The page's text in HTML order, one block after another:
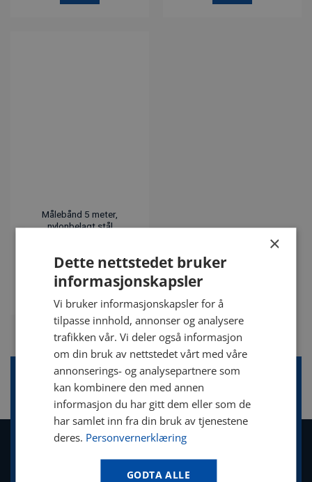
Målebånd 5 meter,
nylonbelagt stål
Vnr. 13445
Trenger du mer informasjon om våre
produkter?
×
Dette nettstedet bruker
informasjonskapsler
Vi bruker informasjonskapsler for å
tilpasse innhold, annonser og analysere
trafikken vår. Vi deler også informasjon
om din bruk av nettstedet vårt med våre
annonserings- og analysepartnere som
kan kombinere den med annen
informasjon du har gitt dem eller som de
har samlet inn fra din bruk av tjenestene
deres. Personvernerklæring
GODTA ALLE